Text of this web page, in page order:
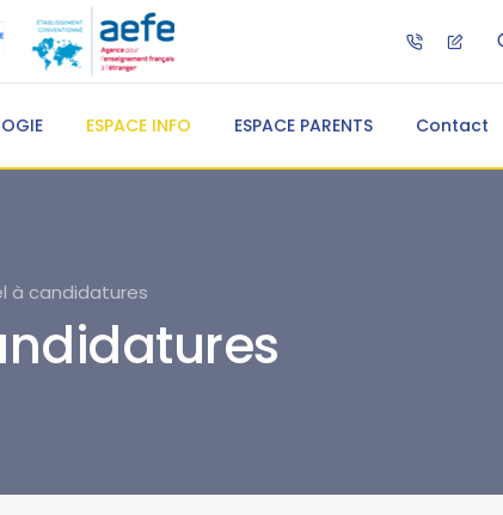
ESPACE INFO ESPACE PARENTS Contact
à candidatures